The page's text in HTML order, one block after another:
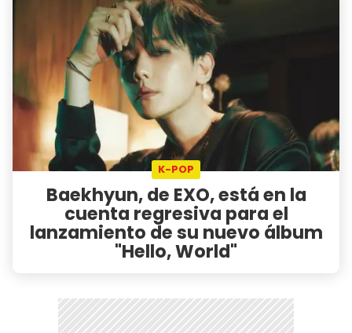
K-POP
Baekhyun, de EXO, está en la
cuenta regresiva para el
lanzamiento de su nuevo álbum
"Hello, World"